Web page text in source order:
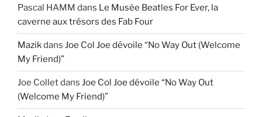
Pascal HAMM dans Le Musée Beatles For Ever, la
caverne aux trésors des Fab Four
Mazikdans Joe Col Joe dévoile “No Way Out (Welcome
My Friend)”
Joe Colletdans Joe Col Joe dévoile “No Way Out
(Welcome My Friend)”